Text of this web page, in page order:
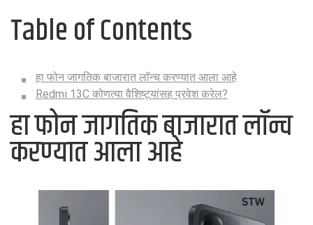
Table of Contents
हा फोन जागतिक बाजारात लॉन्च करण्यात आला आहे
Redmi 13C कोणत्या वैशिष्ट्यांसह प्रवेश करेल?
हा फोन जागतिक बाजारात लॉन्च
करण्यात आला आहे